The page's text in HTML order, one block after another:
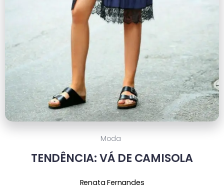
Moda
TENDÊNCIA: VÁ DE CAMISOLA
Renata Fernandes